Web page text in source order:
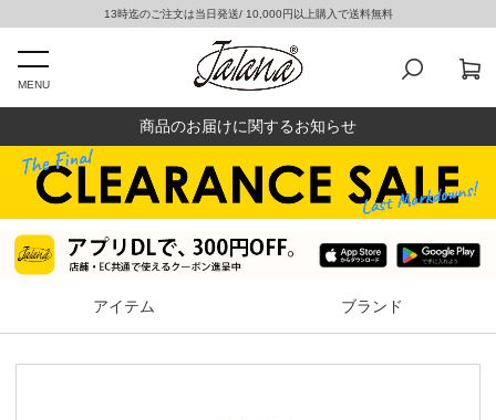
13時迄のご注文は当日発送/ 10,000円以上購入で送料無料
MENU
商品のお届けに関するお知らせ
アイテム ブランド